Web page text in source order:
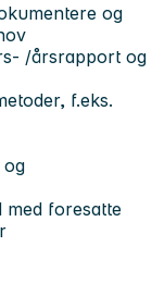
og
/årsrapport og
f.eks.
og
med foresatte